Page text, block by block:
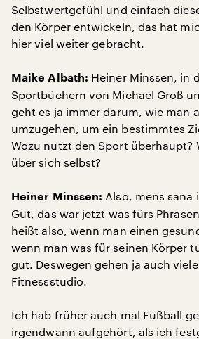
Selbstwertgefühl und einfach
den Körper entwickeln, das hat
hier viel weiter gebracht.
Maike Albath: Heiner Minssen, in
Sportbüchern von Michael Groß
geht es ja immer darum, wie man
umzugehen, um ein bestimmtes
Wozu nutzt den Sport überhaupt?
über sich selbst?
Heiner Minssen: Also, mens sana
Gut, das war jetzt was fürs
heißt also, wenn man einen
wenn man was für seinen Körper
gut. Deswegen gehen ja auch
Fitnessstudio.
Ich hab früher auch mal Fußball
irgendwann aufgehört, als ich